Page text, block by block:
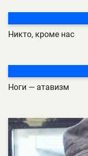
Никто, кроме нас
Ноги — атавизм